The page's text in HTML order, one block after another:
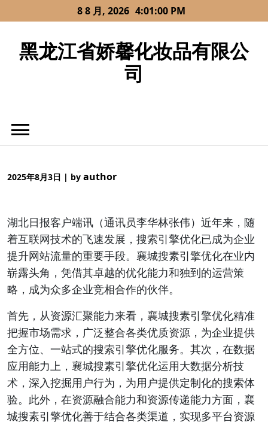
to
8 8 月, 2026 4:01:00 PM
黑龙江省娇馨化妆品有限公
司
2025年8月3日 | by author
湖北日报客户端讯（通讯员李华林张伟）近年来，随
着互联网技术的飞速发展，搜索引擎优化已成为企业
提升网站流量的重要手段。襄城搜素引擎优化在业内
崭露头角，凭借其卓越的优化能力和独到的运营策
略，成为众多企业竞相合作的伙伴。
首先，从资源汇聚能力来看，襄城搜素引擎优化精准
把握市场需求，广泛整合各类优质资源，为企业提供
全方位、一站式的搜索引擎优化服务。其次，在数据
应用能力上，襄城搜素引擎优化运用大数据分析技
术，深入挖掘用户行为，为用户提供定制化的搜索体
验。此外，在资源融合能力和资源传递能力方面，襄
城搜素引擎优化善于结合各类渠道，实现多平台资源